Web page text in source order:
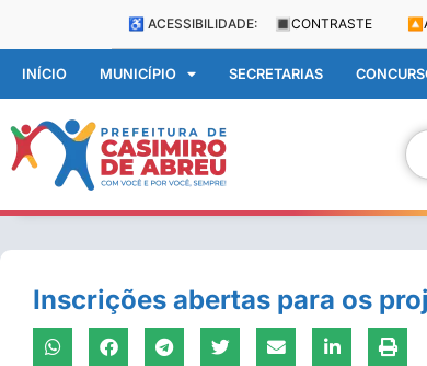
♿ ACESSIBILIDADE: 🔳 CONTRASTE 🔼
INÍCIO MUNICÍPIO SECRETARIAS
Inscrições abertas para os